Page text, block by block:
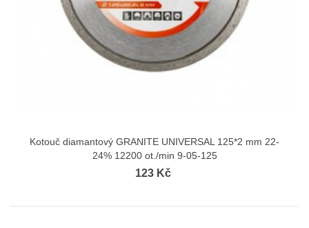
Kotouč diamantový GRANITE UNIVERSAL 125*2 mm 22-
24% 12200 ot./min 9-05-125
123 Kč